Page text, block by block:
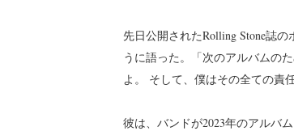
先日公開されたRolling Stone誌
うに語った。「次のアルバムの
よ。 そして、僕はその全ての責
彼は、バンドが2023年のアルバ